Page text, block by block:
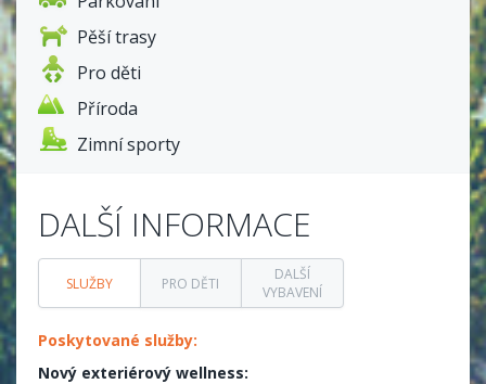
Pěší trasy
Pro děti
Příroda
Zimní sporty
DALŠÍ INFORMACE
SLUŽBY PRO DĚTI
DALŠÍ
VYBAVENÍ
Poskytované služby:
Nový exteriérový wellness: